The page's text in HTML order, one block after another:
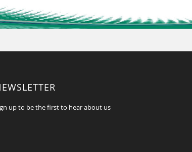
up to be the first to hear about us